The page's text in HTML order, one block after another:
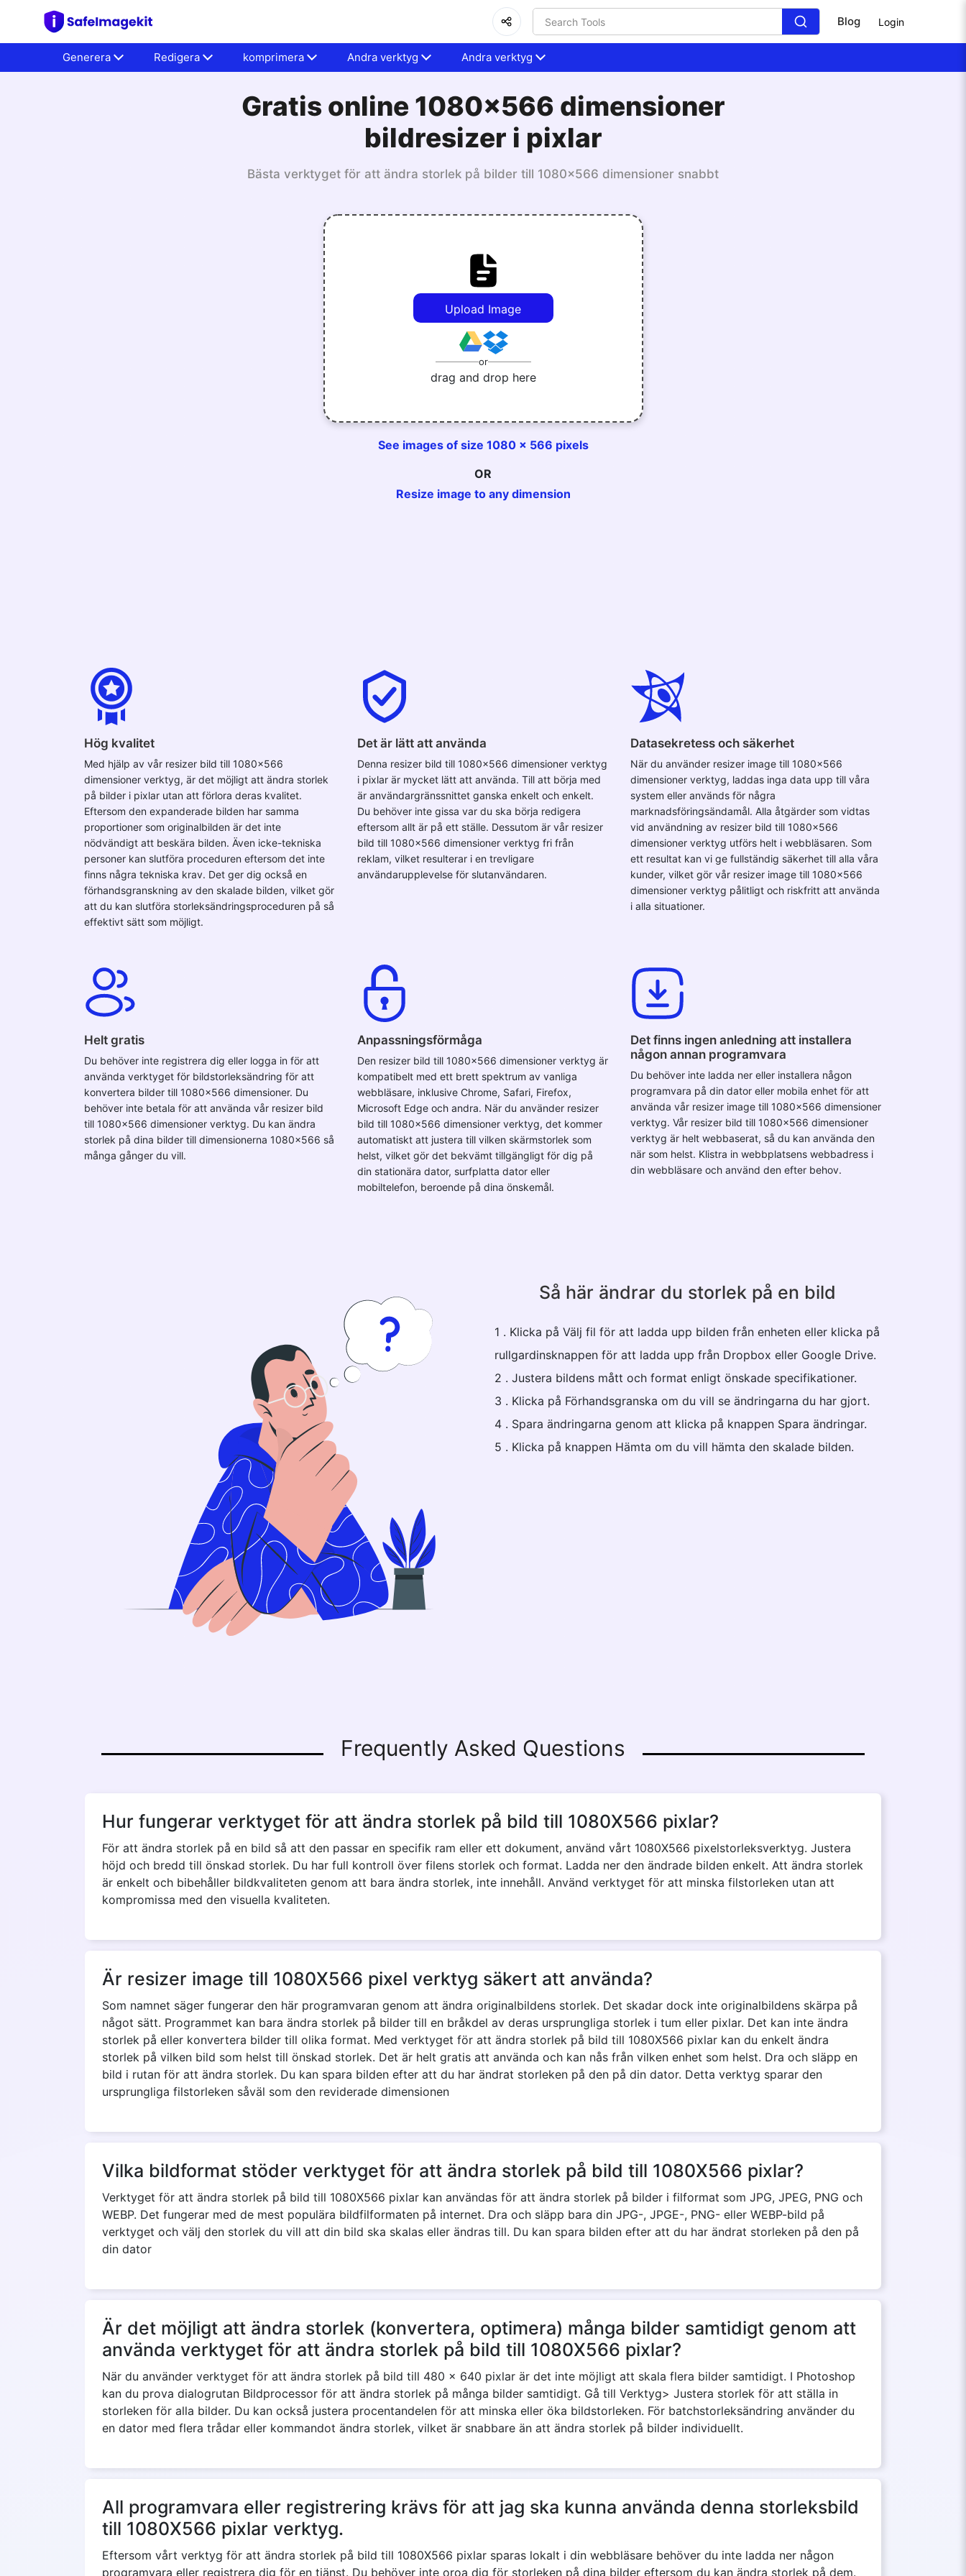
Blog Login
Generera Redigera komprimera Andra verktyg Andra verktyg
Gratis online 1080x566 dimensioner
bildresizer i pixlar
Bästa verktyget för att ändra storlek på bilder till 1080x566 dimensioner snabbt
Upload Image
or
drag and drop here
See images of size 1080 x 566 pixels
OR
Resize image to any dimension
Hög kvalitet
Med hjälp av vår resizer bild till 1080x566
dimensioner verktyg, är det möjligt att ändra storlek
på bilder i pixlar utan att förlora deras kvalitet.
Eftersom den expanderade bilden har samma
proportioner som originalbilden är det inte
nödvändigt att beskära bilden. Även icke-tekniska
personer kan slutföra proceduren eftersom det inte
finns några tekniska krav. Det ger dig också en
förhandsgranskning av den skalade bilden, vilket gör
att du kan slutföra storleksändringsproceduren på så
effektivt sätt som möjligt.
Det är lätt att använda
Denna resizer bild till 1080x566 dimensioner verktyg
i pixlar är mycket lätt att använda. Till att börja med
är användargränssnittet ganska enkelt och enkelt.
Du behöver inte gissa var du ska börja redigera
eftersom allt är på ett ställe. Dessutom är vår resizer
bild till 1080x566 dimensioner verktyg fri från
reklam, vilket resulterar i en trevligare
användarupplevelse för slutanvändaren.
Datasekretess och säkerhet
När du använder resizer image till 1080x566
dimensioner verktyg, laddas inga data upp till våra
system eller används för några
marknadsföringsändamål. Alla åtgärder som vidtas
vid användning av resizer bild till 1080x566
dimensioner verktyg utförs helt i webbläsaren. Som
ett resultat kan vi ge fullständig säkerhet till alla våra
kunder, vilket gör vår resizer image till 1080x566
dimensioner verktyg pålitligt och riskfritt att använda
i alla situationer.
Helt gratis
Du behöver inte registrera dig eller logga in för att
använda verktyget för bildstorleksändring för att
konvertera bilder till 1080x566 dimensioner. Du
behöver inte betala för att använda vår resizer bild
till 1080x566 dimensioner verktyg. Du kan ändra
storlek på dina bilder till dimensionerna 1080x566 så
många gånger du vill.
Anpassningsförmåga
Den resizer bild till 1080x566 dimensioner verktyg är
kompatibelt med ett brett spektrum av vanliga
webbläsare, inklusive Chrome, Safari, Firefox,
Microsoft Edge och andra. När du använder resizer
bild till 1080x566 dimensioner verktyg, det kommer
automatiskt att justera till vilken skärmstorlek som
helst, vilket gör det bekvämt tillgängligt för dig på
din stationära dator, surfplatta dator eller
mobiltelefon, beroende på dina önskemål.
Det finns ingen anledning att installera
någon annan programvara
Du behöver inte ladda ner eller installera någon
programvara på din dator eller mobila enhet för att
använda vår resizer image till 1080x566 dimensioner
verktyg. Vår resizer bild till 1080x566 dimensioner
verktyg är helt webbaserat, så du kan använda den
när som helst. Klistra in webbplatsens webbadress i
din webbläsare och använd den efter behov.
Så här ändrar du storlek på en bild
1 . Klicka på Välj fil för att ladda upp bilden från enheten eller klicka på
rullgardinsknappen för att ladda upp från Dropbox eller Google Drive.
2 . Justera bildens mått och format enligt önskade specifikationer.
3 . Klicka på Förhandsgranska om du vill se ändringarna du har gjort.
4 . Spara ändringarna genom att klicka på knappen Spara ändringar.
5 . Klicka på knappen Hämta om du vill hämta den skalade bilden.
Frequently Asked Questions
Hur fungerar verktyget för att ändra storlek på bild till 1080X566 pixlar?
För att ändra storlek på en bild så att den passar en specifik ram eller ett dokument, använd vårt 1080X566 pixelstorleksverktyg. Justera
höjd och bredd till önskad storlek. Du har full kontroll över filens storlek och format. Ladda ner den ändrade bilden enkelt. Att ändra storlek
är enkelt och bibehåller bildkvaliteten genom att bara ändra storlek, inte innehåll. Använd verktyget för att minska filstorleken utan att
kompromissa med den visuella kvaliteten.
Är resizer image till 1080X566 pixel verktyg säkert att använda?
Som namnet säger fungerar den här programvaran genom att ändra originalbildens storlek. Det skadar dock inte originalbildens skärpa på
något sätt. Programmet kan bara ändra storlek på bilder till en bråkdel av deras ursprungliga storlek i tum eller pixlar. Det kan inte ändra
storlek på eller konvertera bilder till olika format. Med verktyget för att ändra storlek på bild till 1080X566 pixlar kan du enkelt ändra
storlek på vilken bild som helst till önskad storlek. Det är helt gratis att använda och kan nås från vilken enhet som helst. Dra och släpp en
bild i rutan för att ändra storlek. Du kan spara bilden efter att du har ändrat storleken på den på din dator. Detta verktyg sparar den
ursprungliga filstorleken såväl som den reviderade dimensionen
Vilka bildformat stöder verktyget för att ändra storlek på bild till 1080X566 pixlar?
Verktyget för att ändra storlek på bild till 1080X566 pixlar kan användas för att ändra storlek på bilder i filformat som JPG, JPEG, PNG och
WEBP. Det fungerar med de mest populära bildfilformaten på internet. Dra och släpp bara din JPG-, JPGE-, PNG- eller WEBP-bild på
verktyget och välj den storlek du vill att din bild ska skalas eller ändras till. Du kan spara bilden efter att du har ändrat storleken på den på
din dator
Är det möjligt att ändra storlek (konvertera, optimera) många bilder samtidigt genom att
använda verktyget för att ändra storlek på bild till 1080X566 pixlar?
När du använder verktyget för att ändra storlek på bild till 480 x 640 pixlar är det inte möjligt att skala flera bilder samtidigt. I Photoshop
kan du prova dialogrutan Bildprocessor för att ändra storlek på många bilder samtidigt. Gå till Verktyg> Justera storlek för att ställa in
storleken för alla bilder. Du kan också justera procentandelen för att minska eller öka bildstorleken. För batchstorleksändring använder du
en dator med flera trådar eller kommandot ändra storlek, vilket är snabbare än att ändra storlek på bilder individuellt.
All programvara eller registrering krävs för att jag ska kunna använda denna storleksbild
till 1080X566 pixlar verktyg.
Eftersom vårt verktyg för att ändra storlek på bild till 1080X566 pixlar sparas lokalt i din webbläsare behöver du inte ladda ner någon
programvara eller registrera dig för en tjänst. Du behöver inte oroa dig för storleken på dina bilder eftersom du kan ändra storlek på dem.